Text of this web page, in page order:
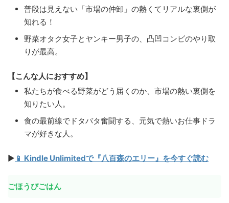
普段は見えない「市場の仲卸」の熱くてリアルな裏側が
知れる！
野菜オタク女子とヤンキー男子の、凸凹コンビのやり取
りが最高。
【こんな人におすすめ】
私たちが食べる野菜がどう届くのか、市場の熱い裏側を
知りたい人。
食の最前線でドタバタ奮闘する、元気で熱いお仕事ドラ
マが好きな人。
▶ 📱 Kindle Unlimitedで『八百森のエリー』を今すぐ読む
ごほうびごはん